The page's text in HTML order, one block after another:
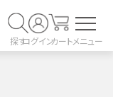
探すログインカートメニュー